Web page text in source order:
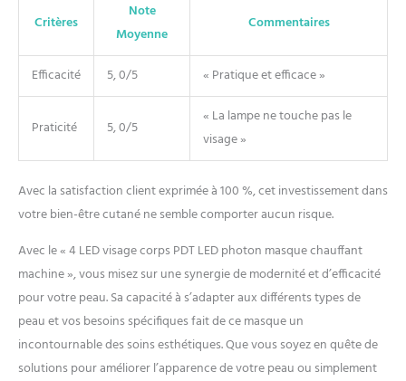
Critères
Note
Moyenne
Commentaires
Efficacité 5, 0/5 « Pratique et efficace »
Praticité 5, 0/5
« La lampe ne touche pas le
visage »
Avec la satisfaction client exprimée à 100 %, cet investissement dans
votre bien-être cutané ne semble comporter aucun risque.
Avec le « 4 LED visage corps PDT LED photon masque chauffant
machine », vous misez sur une synergie de modernité et d’efficacité
pour votre peau. Sa capacité à s’adapter aux différents types de
peau et vos besoins spécifiques fait de ce masque un
incontournable des soins esthétiques. Que vous soyez en quête de
solutions pour améliorer l’apparence de votre peau ou simplement